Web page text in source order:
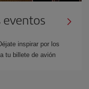
eventos
inspirar por los
tu billete de avión